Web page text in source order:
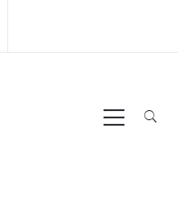
Primary
Menu